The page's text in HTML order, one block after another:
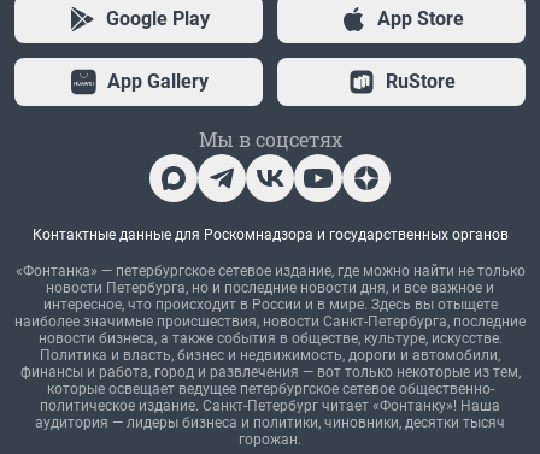
Google Play App Store
App Gallery RuStore
Мы в соцсетях
Контактные данные для Роскомнадзора и государственных органов
«Фонтанка» — петербургское сетевое издание, где можно найти не только
новости Петербурга, но и последние новости дня, и все важное и
интересное, что происходит в России и в мире. Здесь вы отыщете
наиболее значимые происшествия, новости Санкт-Петербурга, последние
новости бизнеса, а также события в обществе, культуре, искусстве.
Политика и власть, бизнес и недвижимость, дороги и автомобили,
финансы и работа, город и развлечения — вот только некоторые из тем,
которые освещает ведущее петербургское сетевое общественно-
политическое издание. Санкт-Петербург читает «Фонтанку»! Наша
аудитория — лидеры бизнеса и политики, чиновники, десятки тысяч
горожан.